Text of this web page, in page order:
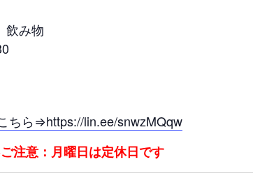
飲み物
ちら⇒https://lin.ee/snwzMQqw
注意：月曜日は定休日です